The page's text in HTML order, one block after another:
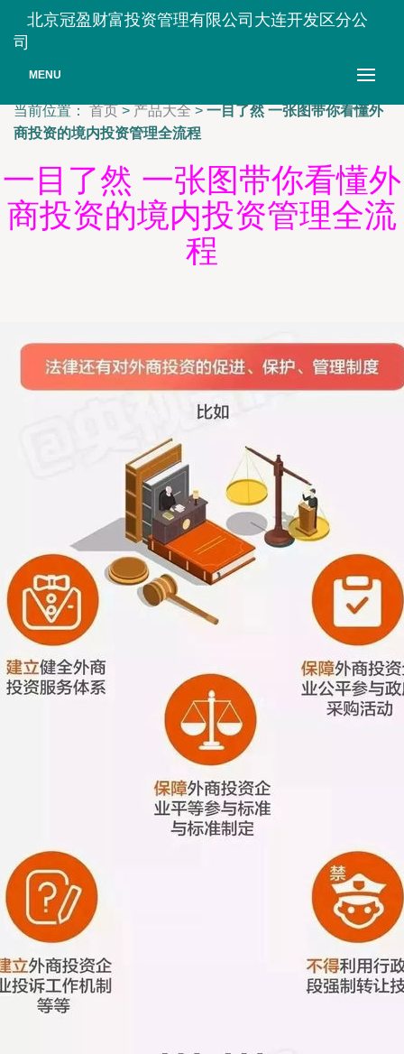
北京冠盈财富投资管理有限公司大连开发区分公
司
MENU
当前位置： 首页 > 产品大全 > 一目了然 一张图带你看懂外
商投资的境内投资管理全流程
一目了然 一张图带你看懂外
商投资的境内投资管理全流
程